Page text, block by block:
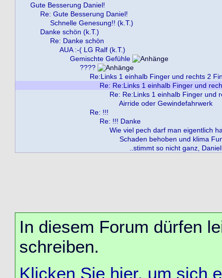
Gute Besserung Daniel!
Re: Gute Besserung Daniel!
Schnelle Genesung!! (k.T.)
Danke schön (k.T.)
Re: Danke schön
AUA :-( LG Ralf (k.T.)
Gemischte Gefühle
????
Re:Links 1 einhalb Finger und rechts 2
Re: Re:Links 1 einhalb Finger und
Re: Re:Links 1 einhalb Finger und
Airride oder Gewindefahrwerk
Re: !!!
Re: !!! Danke
Wie viel pech darf man eigentlich
Schaden behoben und klima
..stimmt so nicht ganz,
In diesem Forum dürfen
schreiben.
Klicken Sie hier, um sich